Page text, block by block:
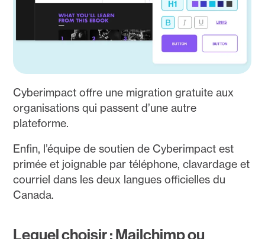
Cyberimpact offre une migration gratuite aux
organisations qui passent d’une autre
plateforme.
Enfin, l’équipe de soutien de Cyberimpact est
primée et joignable par téléphone, clavardage et
courriel dans les deux langues officielles du
Canada.
Lequel choisir : Mailchimp ou